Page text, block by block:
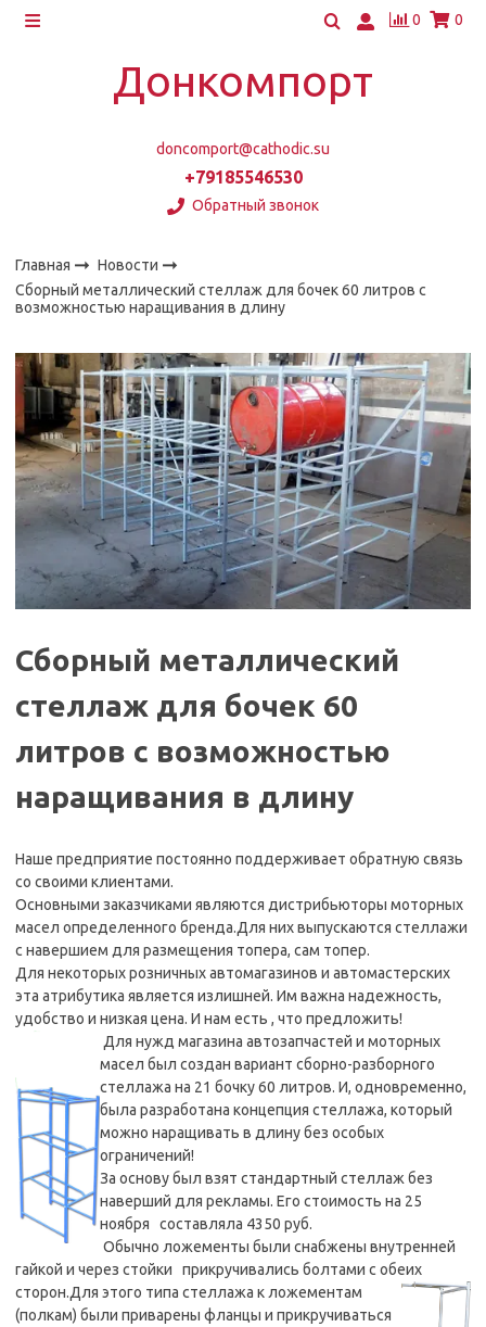
0 0
Донкомпорт
doncomport@cathodic.su
+79185546530
Обратный звонок
Главная
Новости
Сборный металлический стеллаж для бочек 60 литров с
возможностью наращивания в длину
Сборный металлический
стеллаж для бочек 60
литров с возможностью
наращивания в длину
Наше предприятие постоянно поддерживает обратную связь
со своими клиентами.
Основными заказчиками являются дистрибьюторы моторных
масел определенного бренда.Для них выпускаются стеллажи
с навершием для размещения топера, сам топер.
Для некоторых розничных автомагазинов и автомастерских
эта атрибутика является излишней. Им важна надежность,
удобство и низкая цена. И нам есть , что предложить!
Для нужд магазина автозапчастей и моторных
масел был создан вариант сборно-разборного
стеллажа на 21 бочку 60 литров. И, одновременно,
была разработана концепция стеллажа, который
можно наращивать в длину без особых
ограничений!
За основу был взят стандартный стеллаж без
наверший для рекламы. Его стоимость на 25
ноября составляла 4350 руб.
Обычно ложементы были снабжены внутренней
гайкой и через стойки прикручивались болтами с обеих
сторон.Для этого типа стеллажа к ложементам
(полкам) были приварены фланцы и прикручиваться